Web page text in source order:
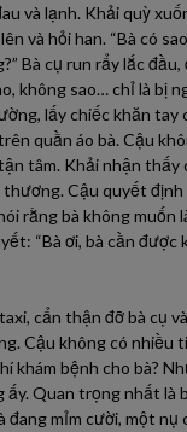
và lạnh. Khải quỳ
và hỏi han. “Bà có
Bà cụ run rẩy lắc
không sao… chỉ là bị
lấy chiếc khăn tay
quần áo bà. Cậu
tâm. Khải nhận thấy
thương. Cậu quyết định
rằng bà không muốn
“Bà ơi, bà cần được
cẩn thận đỡ bà cụ
Cậu không có nhiều
khám bệnh cho bà?
Quan trọng nhất là
đang mỉm cười, một nụ